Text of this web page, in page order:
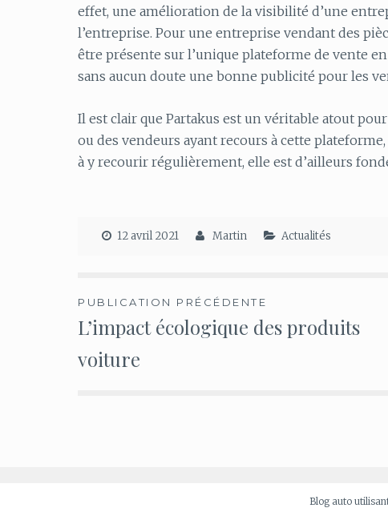
effet, une amélioration de la visibilité d’une
l’entreprise. Pour une entreprise vendant des
être présente sur l’unique plateforme de vente
sans aucun doute une bonne publicité pour les
Il est clair que Partakus est un véritable atout
ou des vendeurs ayant recours à cette
à y recourir régulièrement, elle est d’ailleurs
12 avril 2021 Martin Actualités
Navigation
de
PUBLICATION PRÉCÉDENTE
L’impact écologique des produits
voiture
Blog auto